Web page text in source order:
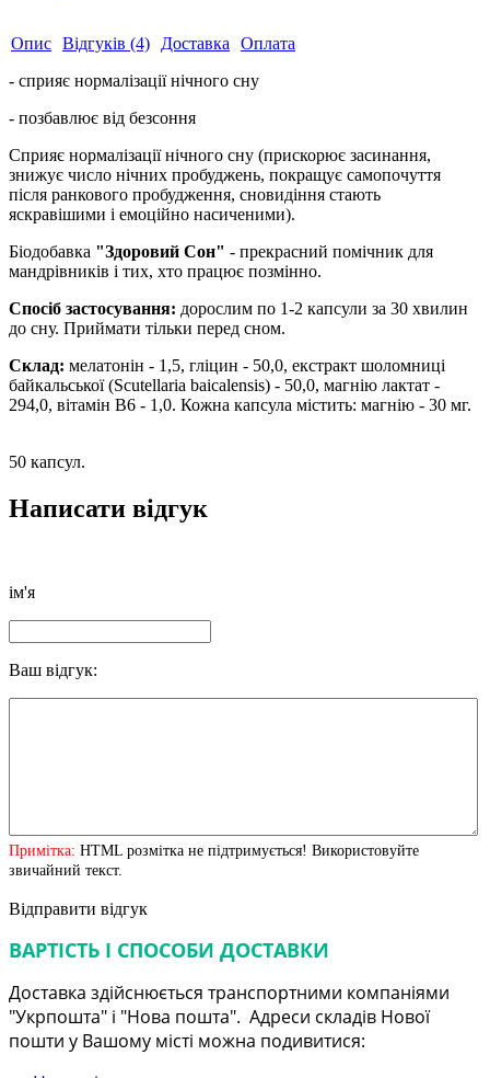
Опис Відгуків (4) Доставка
Оплата
- сприяє нормалізації нічного сну
- позбавлює від безсоння
Сприяє нормалізації нічного сну (прискорює засинання,
знижує число нічних пробуджень, покращує самопочуття
після ранкового пробудження, сновидіння стають
яскравішими і емоційно насиченими).
Біодобавка "Здоровий Сон" - прекрасний помічник для
мандрівників і тих, хто працює позмінно.
Спосіб застосування: дорослим по 1-2 капсули за 30 хвилин
до сну. Приймати тільки перед сном.
Склад: мелатонін - 1,5, гліцин - 50,0, екстракт шоломниці
байкальської (Scutellaria baicalensis) - 50,0, магнію лактат -
294,0, вітамін В6 - 1,0. Кожна капсула містить: магнію - 30 мг.
50 капсул.
Написати відгук
ім'я
Ваш відгук:
Примітка: HTML розмітка не підтримується! Використовуйте
звичайний текст.
Відправити відгук
ВАРТІСТЬ І СПОСОБИ ДОСТАВКИ
Доставка здійснюється транспортними компаніями
"Укрпошта" і "Нова пошта". Адреси складів Нової
пошти у Вашому місті можна подивитися: